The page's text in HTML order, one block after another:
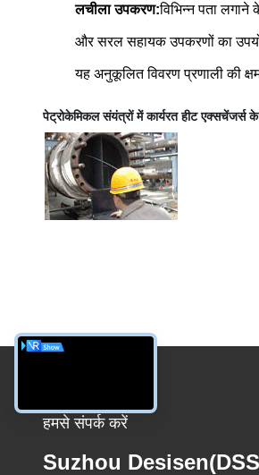
लचीला उपकरण:विभिन्न पता
और सरल सहायक उपकरणों का
यह अनुकूलित विवरण प्रणाली की
पेट्रोकेमिकल संयंत्रों में कार्यरत हीट एक्सचेंजर्स
हमसे संपर्क करें
Suzhou